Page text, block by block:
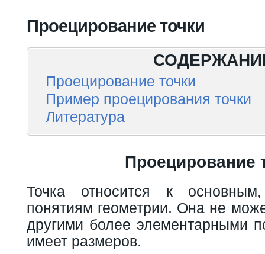
Проецирование точки
Проецирование точки
Пример проецирования точки
Литература
Проецирование
Точка относится к
понятиям геометрии. Она не
другими более элементарными
имеет размеров.